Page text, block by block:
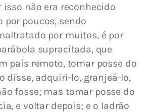
isso não era reconhecido
por poucos, sendo
por muitos, é por
supracitada, que
país remoto, tomar posse do
disse, adquiri-lo, granjeá-lo,
fosse; mas tomar posse do
e voltar depois; e o ladrão